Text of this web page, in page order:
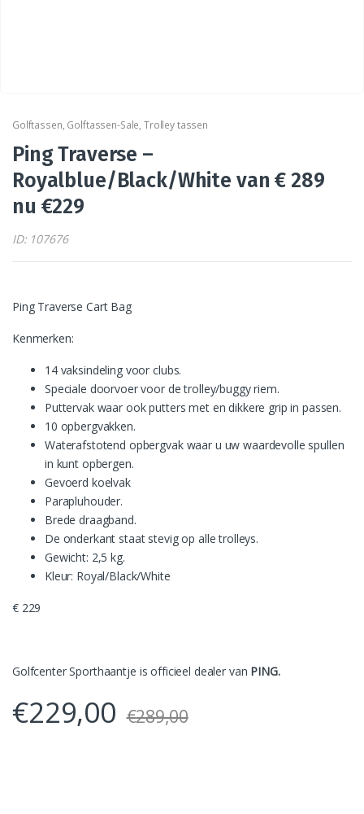
Golftassen, Golftassen-Sale, Trolley tassen
Ping Traverse –
Royalblue/Black/White van € 289
nu €229
ID: 107676
Ping Traverse Cart Bag
Kenmerken:
14 vaksindeling voor clubs.
Speciale doorvoer voor de trolley/buggy riem.
Puttervak waar ook putters met en dikkere grip in passen.
10 opbergvakken.
Waterafstotend opbergvak waar u uw waardevolle spullen
in kunt opbergen.
Gevoerd koelvak
Parapluhouder.
Brede draagband.
De onderkant staat stevig op alle trolleys.
Gewicht: 2,5 kg.
Kleur: Royal/Black/White
€ 229
Golfcenter Sporthaantje is officieel dealer van PING.
€229,00 €289,00